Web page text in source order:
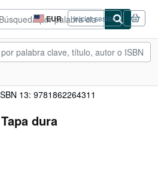
EUR
Preferencias
de
compra
del
Iniciar sesión
13: 9781862264311
dura